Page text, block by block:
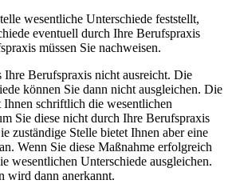
wesentliche Unterschiede feststellt,
eventuell durch Ihre Berufspraxis
müssen Sie nachweisen.
Ihre Berufspraxis nicht ausreicht. Die
können Sie dann nicht ausgleichen. Die
Ihnen schriftlich die wesentlichen
Sie diese nicht durch Ihre Berufspraxis
zuständige Stelle bietet Ihnen aber eine
Wenn Sie diese Maßnahme erfolgreich
wesentlichen Unterschiede ausgleichen.
wird dann anerkannt.